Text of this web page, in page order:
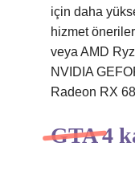
için daha
hizmet
veya AMD
NVIDIA
Radeon RX
GTA 4